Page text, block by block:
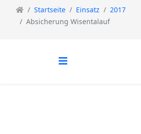
Startseite Einsatz
2017
Absicherung Wisentalauf